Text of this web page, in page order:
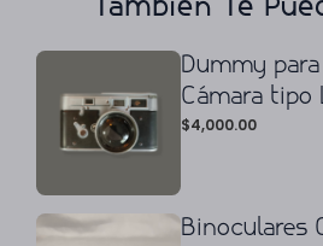
También Te
Dummy
Cámara tipo
$4,000.00
Binoculares